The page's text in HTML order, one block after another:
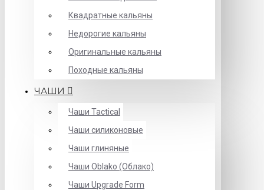
Квадратные кальяны
Недорогие кальяны
Оригинальные кальяны
Походные кальяны
ЧАШИ
Чаши Tactical
Чаши силиконовые
Чаши глиняные
Чаши Oblako (Облако)
Чаши Upgrade Form